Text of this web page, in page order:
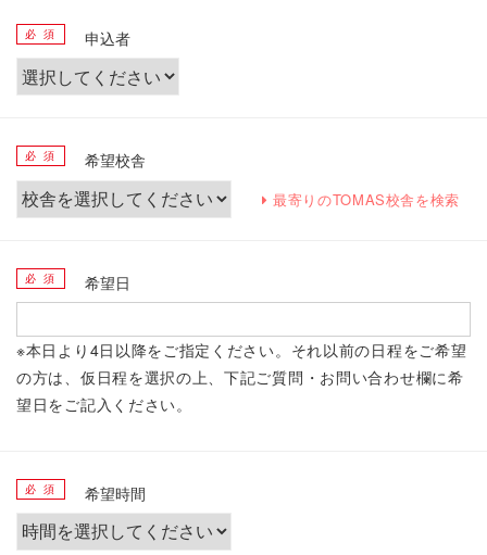
申込者
必 須
希望校舎
必 須
最寄りのTOMAS校舎を検索
希望日
必 須
※本日より4日以降をご指定ください。それ以前の日程をご希望
の方は、仮日程を選択の上、下記ご質問・お問い合わせ欄に希
望日をご記入ください。
希望時間
必 須